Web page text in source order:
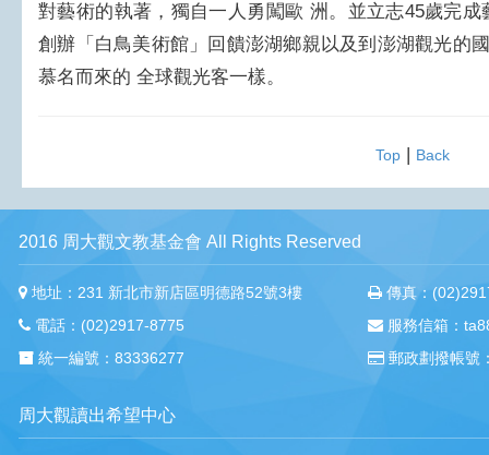
對藝術的執著，獨自一人勇闖歐 洲。並立志45歲完
創辦「白鳥美術館」回饋澎湖鄉親以及到澎湖觀光的
慕名而來的 全球觀光客一樣。
Top| Back
2016 周大觀文教基金會 All Rights Reserved
地址：231 新北市新店區明德路52號3樓
電話：(02)2917-8775
統一編號：83336277
傳真：
服務信箱：
郵政劃撥帳號
周大觀讀出希望中心